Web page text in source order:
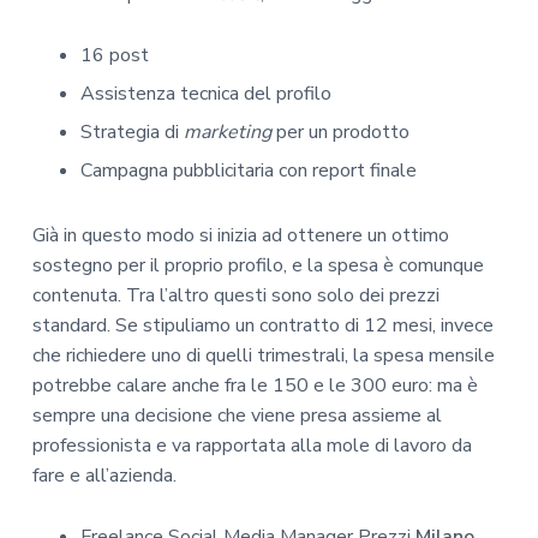
16 post
Assistenza tecnica del profilo
Strategia di marketingper un prodotto
Campagna pubblicitaria con report finale
Già in questo modo si inizia ad ottenere un ottimo
sostegno per il proprio profilo, e la spesa è comunque
contenuta. Tra l’altro questi sono solo dei prezzi
standard. Se stipuliamo un contratto di 12 mesi, invece
che richiedere uno di quelli trimestrali, la spesa mensile
potrebbe calare anche fra le 150 e le 300 euro: ma è
sempre una decisione che viene presa assieme al
professionista e va rapportata alla mole di lavoro da
fare e all’azienda.